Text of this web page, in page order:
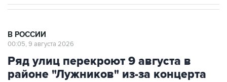
В РОССИИ
00:05, 9 августа 2026
Ряд улиц перекроют 9 августа в
районе "Лужников" из-за концерта